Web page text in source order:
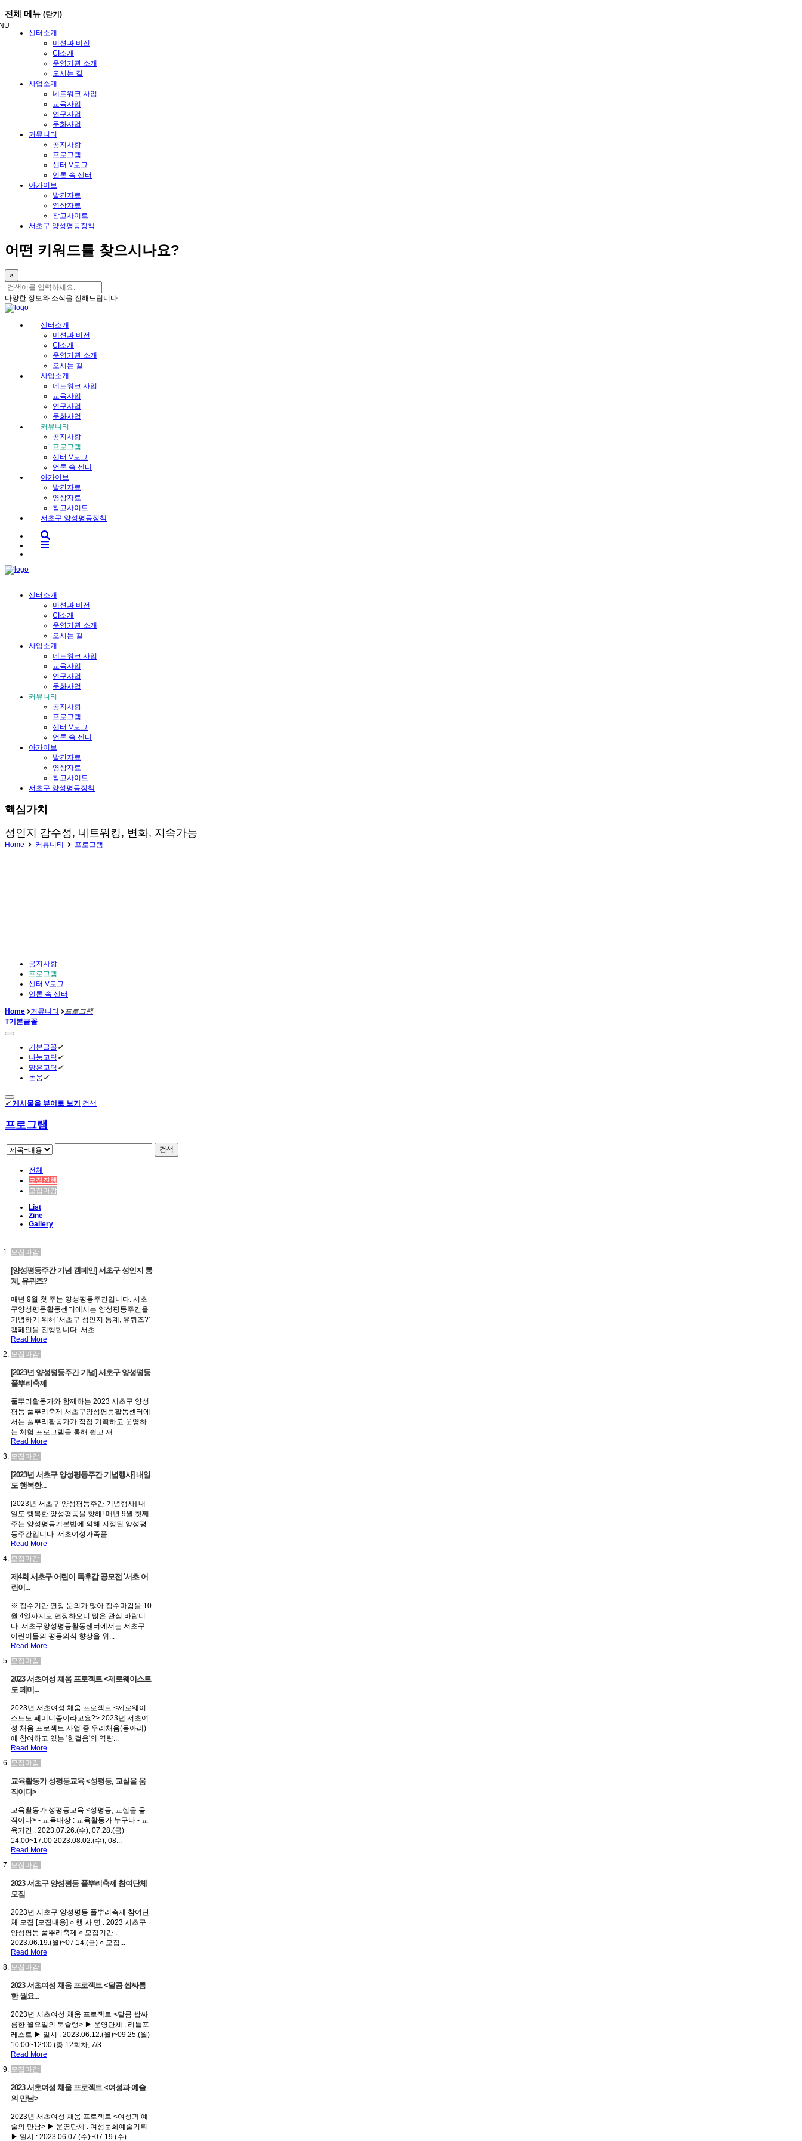
메
뉴
전체 메뉴 (닫기)
센터소개
미션과 비전
CI소개
운영기관 소개
오시는 길
사업소개
네트워크 사업
교육사업
연구사업
문화사업
커뮤니티
공지사항
프로그램
센터 V로그
언론 속 센터
아카이브
발간자료
영상자료
참고사이트
서초구 양성평등정책
어떤 키워드를 찾으시나요?
×
다양한 정보와 소식을 전해드립니다.
센터소개
미션과 비전
CI소개
운영기관 소개
오시는 길
사업소개
네트워크 사업
교육사업
연구사업
문화사업
커뮤니티
공지사항
프로그램
센터 V로그
언론 속 센터
아카이브
발간자료
영상자료
참고사이트
서초구 양성평등정책
센터소개
미션과 비전
CI소개
운영기관 소개
오시는 길
사업소개
네트워크 사업
교육사업
연구사업
문화사업
커뮤니티
공지사항
프로그램
센터 V로그
언론 속 센터
아카이브
발간자료
영상자료
참고사이트
서초구 양성평등정책
핵심가치
성인지 감수성, 네트워킹, 변화, 지속가능
Home 커뮤니티 프로그램
공지사항
프로그램
센터 V로그
언론 속 센터
Home 커뮤니티
프로그램
T기본글꼴
기본글꼴 ✔
나눔고딕 ✔
맑은고딕 ✔
돋움 ✔
✔ 게시물을 뷰어로 보기 검색
프로그램
검색
전체
모집진행
모집마감
List
Zine
Gallery
모집마감
[양성평등주간 기념 캠페인] 서초구 성인지 통
계, 유퀴즈?
매년 9월 첫 주는 양성평등주간입니다. 서초
구양성평등활동센터에서는 양성평등주간을
기념하기 위해 '서초구 성인지 통계, 유퀴즈?'
캠페인을 진행합니다. 서초...
Read More
모집마감
[2023년 양성평등주간 기념] 서초구 양성평등
풀뿌리축제
풀뿌리활동가와 함께하는 2023 서초구 양성
평등 풀뿌리축제 서초구양성평등활동센터에
서는 풀뿌리활동가가 직접 기획하고 운영하
는 체험 프로그램을 통해 쉽고 재...
Read More
모집마감
[2023년 서초구 양성평등주간 기념행사] 내일
도 행복한...
[2023년 서초구 양성평등주간 기념행사] 내
일도 행복한 양성평등을 향해! 매년 9월 첫째
주는 양성평등기본법에 의해 지정된 양성평
등주간입니다. 서초여성가족플...
Read More
모집마감
제4회 서초구 어린이 독후감 공모전 '서초 어
린이...
※ 접수기간 연장 문의가 많아 접수마감을 10
월 4일까지로 연장하오니 많은 관심 바랍니
다. 서초구양성평등활동센터에서는 서초구
어린이들의 평등의식 향상을 위...
Read More
모집마감
2023 서초여성 채움 프로젝트 <제로웨이스트
도 페미...
2023년 서초여성 채움 프로젝트 <제로웨이
스트도 페미니즘이라고요?> 2023년 서초여
성 채움 프로젝트 사업 중 우리채움(동아리)
에 참여하고 있는 '한걸음'의 역량...
Read More
모집마감
교육활동가 성평등교육 <성평등, 교실을 움
직이다>
교육활동가 성평등교육 <성평등, 교실을 움
직이다> - 교육대상 : 교육활동가 누구나 - 교
육기간 : 2023.07.26.(수), 07.28.(금)
14:00~17:00 2023.08.02.(수), 08...
Read More
모집마감
2023 서초구 양성평등 풀뿌리축제 참여단체
모집
2023년 서초구 양성평등 풀뿌리축제 참여단
체 모집 [모집내용] ○ 행 사 명 : 2023 서초구
양성평등 풀뿌리축제 ○ 모집기간 :
2023.06.19.(월)~07.14.(금) ○ 모집...
Read More
모집마감
2023 서초여성 채움 프로젝트 <달콤 쌉싸름
한 월요...
2023년 서초여성 채움 프로젝트 <달콤 쌉싸
름한 월요일의 북슐랭> ▶ 운영단체 : 리틀포
레스트 ▶ 일시 : 2023.06.12.(월)~09.25.(월)
10:00~12:00 (총 12회차, 7/3...
Read More
모집마감
2023 서초여성 채움 프로젝트 <여성과 예술
의 만남>
2023년 서초여성 채움 프로젝트 <여성과 예
술의 만남> ▶ 운영단체 : 여성문화예술기획
▶ 일시 : 2023.06.07.(수)~07.19.(수)